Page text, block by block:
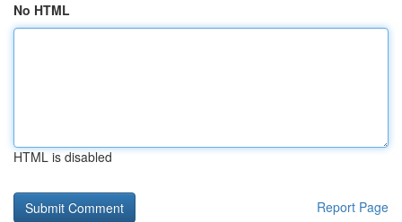
No HTML
HTML is disabled
Report Page